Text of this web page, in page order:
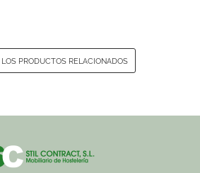
PRODUCTOS RELACIONADOS